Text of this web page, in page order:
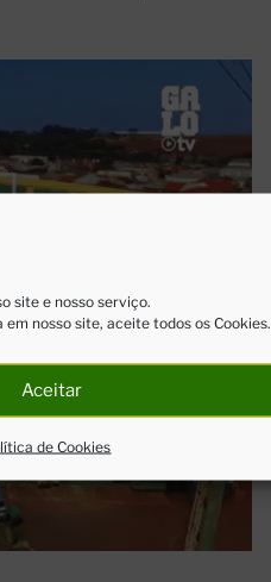
site e nosso serviço.
nosso site, aceite todos os Cookies.
Aceitar
de Cookies